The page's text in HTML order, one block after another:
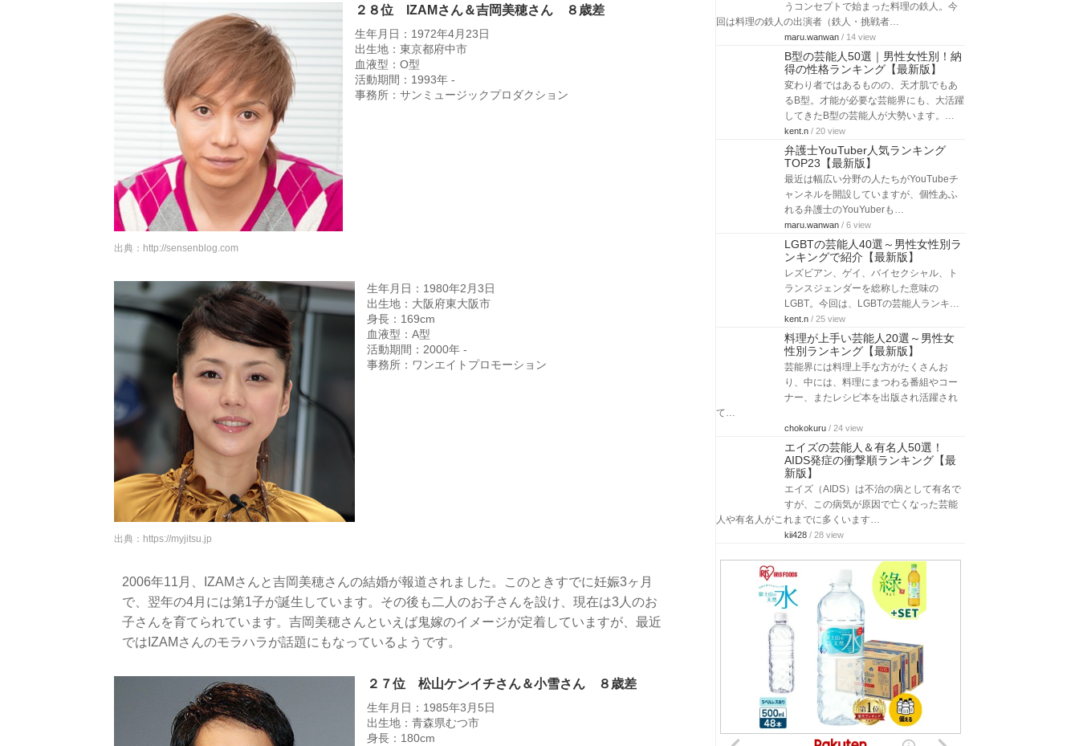
２８位 IZAMさん＆吉岡美穂さん ８歳差
生年月日：1972年4月23日
出生地：東京都府中市
血液型：O型
活動期間：1993年 -
事務所：サンミュージックプロダクション
出典： http://sensenblog.com
生年月日：1980年2月3日
出生地：大阪府東大阪市
身長：169cm
血液型：A型
活動期間：2000年 -
事務所：ワンエイトプロモーション
出典： https://myjitsu.jp
2006年11月、IZAMさんと吉岡美穂さんの結婚が報道されました。このときすでに妊娠3ヶ月
で、翌年の4月には第1子が誕生しています。その後も二人のお子さんを設け、現在は3人のお
子さんを育てられています。吉岡美穂さんといえば鬼嫁のイメージが定着していますが、最近
ではIZAMさんのモラハラが話題にもなっているようです。
２７位 松山ケンイチさん＆小雪さん ８歳差
生年月日：1985年3月5日
出生地：青森県むつ市
身長：180cm
うコンセプトで始まった料理の鉄人。今
回は料理の鉄人の出演者（鉄人・挑戦者…
maru.wanwan / 14 view
B型の芸能人50選｜男性女性別！納
得の性格ランキング【最新版】
変わり者ではあるものの、天才肌でもあ
るB型。才能が必要な芸能界にも、大活躍
してきたB型の芸能人が大勢います。…
kent.n / 20 view
弁護士YouTuber人気ランキング
TOP23【最新版】
最近は幅広い分野の人たちがYouTubeチ
ャンネルを開設していますが、個性あふ
れる弁護士のYouYuberも…
maru.wanwan / 6 view
LGBTの芸能人40選～男性女性別ラ
ンキングで紹介【最新版】
レズビアン、ゲイ、バイセクシャル、ト
ランスジェンダーを総称した意味の
LGBT。今回は、LGBTの芸能人ランキ…
kent.n / 25 view
料理が上手い芸能人20選～男性女
性別ランキング【最新版】
芸能界には料理上手な方がたくさんお
り、中には、料理にまつわる番組やコー
ナー、またレシピ本を出版され活躍され
て…
chokokuru / 24 view
エイズの芸能人＆有名人50選！
AIDS発症の衝撃順ランキング【最
新版】
エイズ（AIDS）は不治の病として有名で
すが、この病気が原因で亡くなった芸能
人や有名人がこれまでに多くいます…
kii428 / 28 view